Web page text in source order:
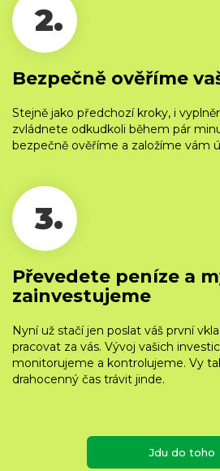
2.
Bezpečně ověříme
Stejně jako předchozí kroky, i
zvládnete odkudkoli během pár
bezpečně ověříme a založíme vám
3.
Převedete peníze a
zainvestujeme
Nyní už stačí jen poslat váš první
pracovat za vás. Vývoj vašich
monitorujeme a kontrolujeme. Vy
drahocenný čas trávit jinde.
Jdu do toho